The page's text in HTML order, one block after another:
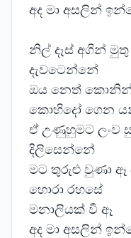
අද මා අසලින්
නිල් දෑස් අගින්
දැවටෙන්නේ
ඔය නෙත් කොනින්
කොහිදෝ ගෙන
ඒ උණුහුමට ලංව
දිලිසෙන්නේ
මට තුරුළු වුණා ඈ
හොරා රහසේ
මනාලියක් වී ඈ
අද මා අසලින්